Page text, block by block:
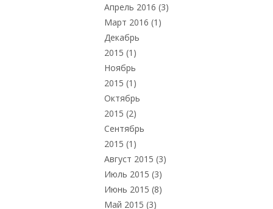
Апрель 2016 (3)
Март 2016 (1)
Декабрь
2015 (1)
Ноябрь
2015 (1)
Октябрь
2015 (2)
Сентябрь
2015 (1)
Август 2015 (3)
Июль 2015 (3)
Июнь 2015 (8)
Май 2015 (3)